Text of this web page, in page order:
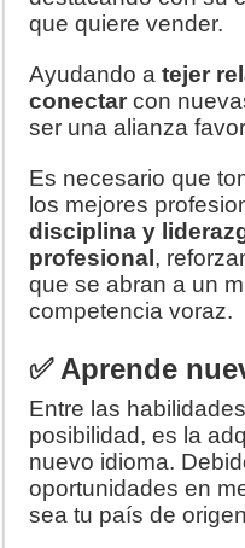
que quiere vender.
Ayudando atejer
conectar con
ser una alianza
Es necesario que
los mejores
disciplina y
profesional ,
que se abran a un
competencia voraz.
✅ Aprende
Entre las
posibilidad, es la
nuevo idioma.
oportunidades en
sea tu país de